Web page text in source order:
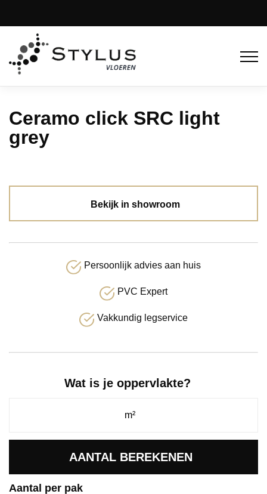
Ceramo click SRC light
grey
Bekijk in showroom
Persoonlijk advies aan huis
PVC Expert
Vakkundig legservice
Wat is je oppervlakte?
AANTAL BEREKENEN
Aantal per pak